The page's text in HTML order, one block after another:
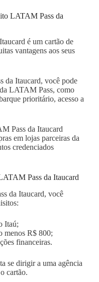
LATAM Pass da
é um cartão de
vantagens aos seus
da Itaucard, você pode
LATAM Pass, como
prioritário, acesso a
Pass da Itaucard
em lojas parceiras da
credenciados
Pass da Itaucard
da Itaucard, você
Itaú;
menos R$ 800;
financeiras.
se dirigir a uma agência
cartão.